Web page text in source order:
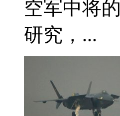
空军中将
研究，...